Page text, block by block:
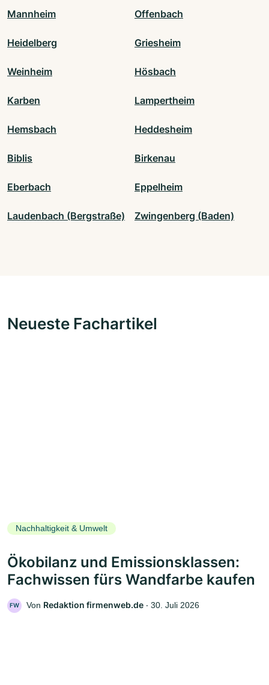
Mannheim Offenbach
Heidelberg Griesheim
Weinheim Hösbach
Karben Lampertheim
Hemsbach Heddesheim
Biblis Birkenau
Eberbach Eppelheim
Laudenbach (Bergstraße) Zwingenberg (Baden)
Neueste Fachartikel
Nachhaltigkeit & Umwelt
Ökobilanz und Emissionsklassen:
Fachwissen fürs Wandfarbe kaufen
FW Von Redaktion firmenweb.de ‧ 30. Juli 2026